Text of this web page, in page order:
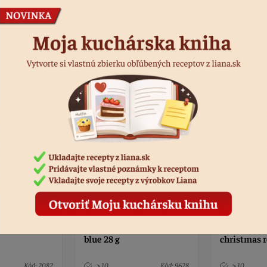
Podobné produkty
sky
Kód: 9628
christmas red 28 g
> 10 Kód: 8366
Kúsky z
jadier 100
> 10